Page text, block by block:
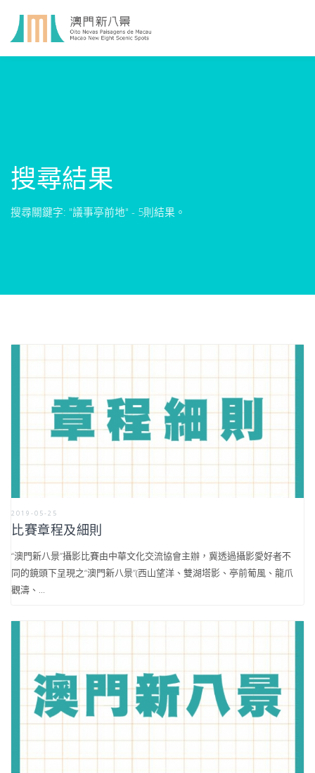
搜尋結果
搜尋關鍵字: "議事亭前地" - 5則結果。
2019-05-25
比賽章程及細則
“澳門新八景”攝影比賽由中華文化交流協會主辦，冀透過攝影愛好者不
同的鏡頭下呈現之“澳門新八景”(西山望洋、雙湖塔影、亭前葡風、龍爪
觀濤、...